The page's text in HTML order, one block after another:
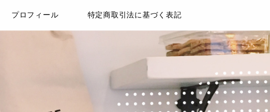
プロフィール 特定商取引法に基づく表記